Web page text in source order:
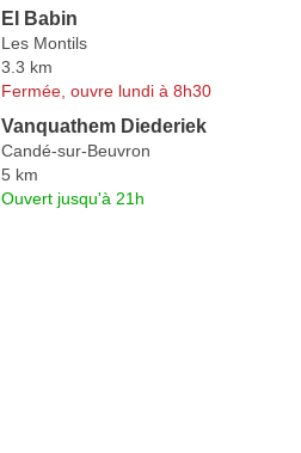
EI Babin
Les Montils
3.3 km
Fermée, ouvre lundi à 8h30
Vanquathem Diederiek
Candé-sur-Beuvron
5 km
Ouvert jusqu'à 21h